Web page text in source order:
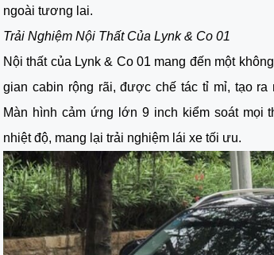
ngoài tương lai.
Trải Nghiệm Nội Thất Của Lynk & Co 01
Nội thất của Lynk & Co 01 mang đến một
gian cabin rộng rãi, được chế tác tỉ mỉ, tạo ra
Màn hình cảm ứng lớn 9 inch kiểm soát mọi
nhiệt độ, mang lại trải nghiệm lái xe tối ưu.